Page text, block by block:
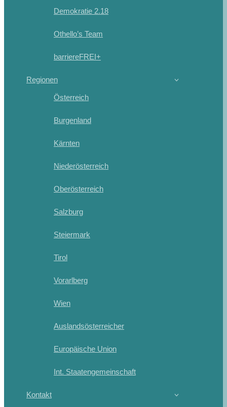
Demokratie 2.18
Othello’s Team
barriereFREI+
Regionen
Österreich
Burgenland
Kärnten
Niederösterreich
Oberösterreich
Salzburg
Steiermark
Tirol
Vorarlberg
Wien
Auslandsösterreicher
Europäische Union
Int. Staatengemeinschaft
Kontakt